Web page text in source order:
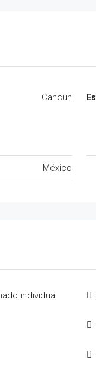
Cancún
México
individual